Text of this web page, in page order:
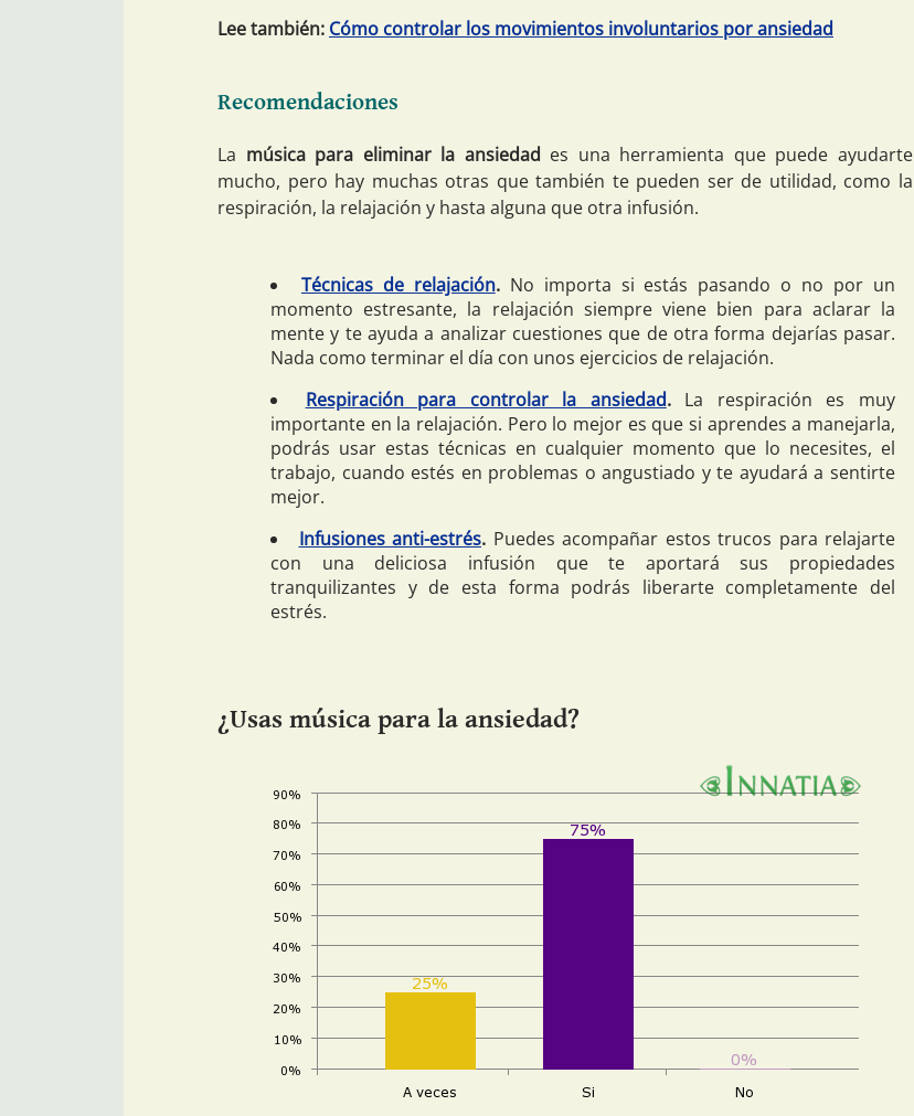
Lee también: Cómo controlar los movimientos involuntarios por ansiedad
Recomendaciones
La música para eliminar la ansiedad es una herramienta que puede ayudarte
mucho, pero hay muchas otras que también te pueden ser de utilidad, como la
respiración, la relajación y hasta alguna que otra infusión.
Técnicas de relajación.No importa si estás pasando o no por un
momento estresante, la relajación siempre viene bien para aclarar la
mente y te ayuda a analizar cuestiones que de otra forma dejarías pasar.
Nada como terminar el día con unos ejercicios de relajación.
Respiración para controlar la ansiedad.La respiración es muy
importante en la relajación. Pero lo mejor es que si aprendes a manejarla,
podrás usar estas técnicas en cualquier momento que lo necesites, el
trabajo, cuando estés en problemas o angustiado y te ayudará a sentirte
mejor.
Infusiones anti-estrés. Puedes acompañar estos trucos para relajarte
con una deliciosa infusión que te aportará sus propiedades
tranquilizantes y de esta forma podrás liberarte completamente del
estrés.
¿Usas música para la ansiedad?